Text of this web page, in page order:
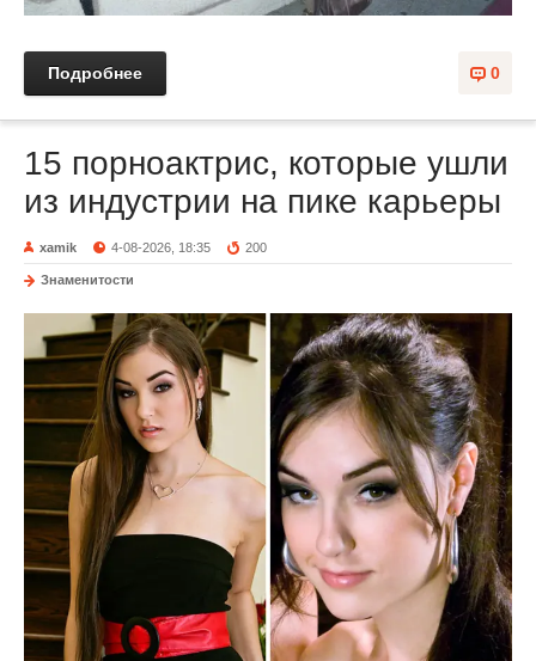
0
Подробнее
15 порноактрис, которые ушли
из индустрии на пике карьеры
xamik 4-08-2026, 18:35 200
Знаменитости